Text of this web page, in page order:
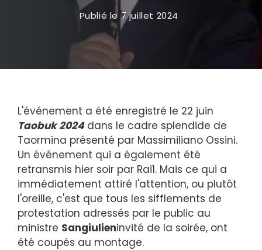
Publié le7 juillet 2024
L'événement a été enregistré le 22 juin
Taobuk 2024dans le cadre splendide de
Taormina présenté par Massimiliano Ossini.
Un événement qui a également été
retransmis hier soir par Rai1. Mais ce qui a
immédiatement attiré l'attention, ou plutôt
l'oreille, c'est que tous les sifflements de
protestation adressés par le public au
ministre Sangiulieninvité de la soirée, ont
été coupés au montage.